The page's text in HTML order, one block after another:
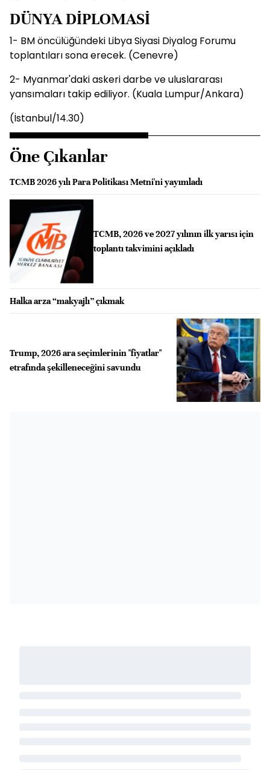
DÜNYA DİPLOMASİ
1- BM öncülüğündeki Libya Siyasi Diyalog Forumu
toplantıları sona erecek. (Cenevre)
2- Myanmar'daki askeri darbe ve uluslararası
yansımaları takip ediliyor. (Kuala Lumpur/Ankara)
(İstanbul/14.30)
Öne Çıkanlar
TCMB 2026 yılı Para Politikası Metni'ni yayımladı
TCMB, 2026 ve 2027 yılının ilk yarısı için
toplantı takvimini açıkladı
Halka arza “makyajlı” çıkmak
Trump, 2026 ara seçimlerinin "fiyatlar"
etrafında şekilleneceğini savundu